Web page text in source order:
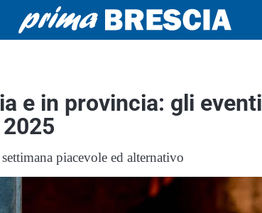
e in provincia: gli eventi
piacevole ed alternativo